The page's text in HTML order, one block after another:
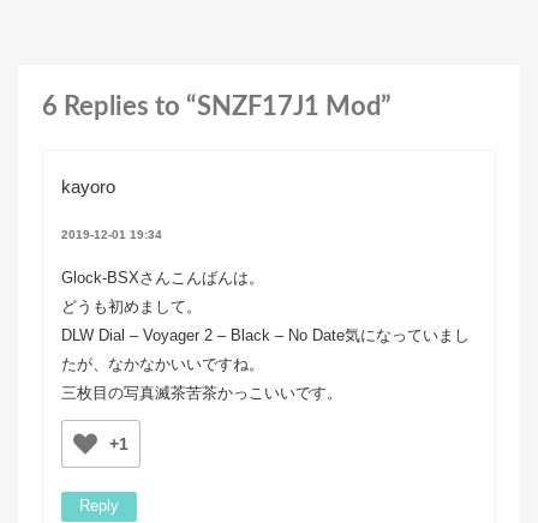
6 Replies to “SNZF17J1 Mod”
kayoro
2019-12-01 19:34
Glock-BSXさんこんばんは。
どうも初めまして。
DLW Dial – Voyager 2 – Black – No Date気になっていまし
たが、なかなかいいですね。
三枚目の写真滅茶苦茶かっこいいです。
+1
Reply